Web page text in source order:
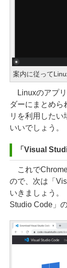
案内に従って
Linuxのアプリ
ダーにまとめら
リを利用した
いいでしょう。
「Visual
これで
ので、次は「
いきましょう。
Studio Code」